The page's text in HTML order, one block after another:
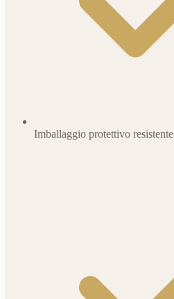
Imballaggio protettivo resistente